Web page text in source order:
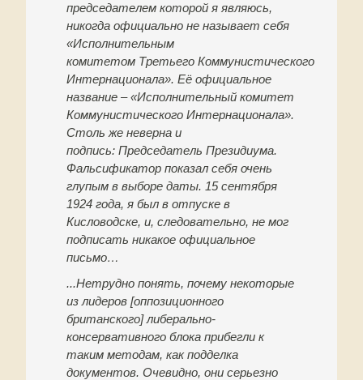
председателем которой я являюсь,
никогда официально не называет себя
«Исполнительным
комитетом Третьего Коммунистического
Интернационала». Её официальное
название – «Исполнительный комитет
Коммунистического Интернационала».
Столь же неверна и
подпись: Председатель Президиума.
Фальсификатор показал себя очень
глупым в выборе даты. 15 сентября
1924 года, я был в отпуске в
Кисловодске, и, следовательно, не мог
подписать никакое официальное
письмо…
...Нетрудно понять, почему некоторые
из лидеров [оппозиционного
британского] либерально-
консервативного блока прибегли к
таким методам, как подделка
документов. Очевидно, они серьезно